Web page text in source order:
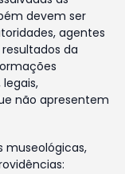
devem ser
agentes
da
não apresentem
museológicas,